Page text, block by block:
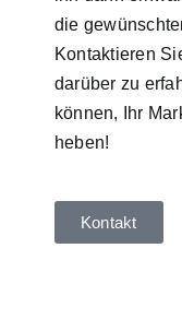
die
Kontaktieren
darüber zu
können, Ihr
heben!
Kontakt